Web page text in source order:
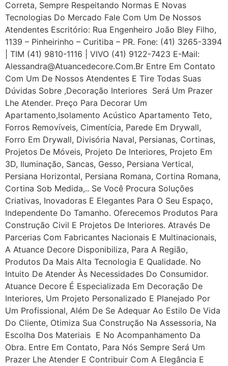
Correta, Sempre Respeitando Normas E Novas
Tecnologias Do Mercado Fale Com Um De Nossos
Atendentes Escritório: Rua Engenheiro João Bley Filho,
1139 – Pinheirinho – Curitiba – PR. Fone: (41) 3265-3394
| TIM (41) 9810-1116 | VIVO (41) 9122-7423 E-Mail:
Alessandra@atuancedecore.com.br Entre Em Contato
Com Um De Nossos Atendentes E Tire Todas Suas
Dúvidas Sobre ,Decoração Interiores Será Um Prazer
Lhe Atender. Preço Para Decorar Um
Apartamento,Isolamento Acústico Apartamento Teto,
Forros Removíveis, Cimentícia, Parede Em Drywall,
Forro Em Drywall, Divisória Naval, Persianas, Cortinas,
Projetos De Móveis, Projeto De Interiores, Projeto Em
3D, Iluminação, Sancas, Gesso, Persiana Vertical,
Persiana Horizontal, Persiana Romana, Cortina Romana,
Cortina Sob Medida,.. Se Você Procura Soluções
Criativas, Inovadoras E Elegantes Para O Seu Espaço,
Independente Do Tamanho. Oferecemos Produtos Para
Construção Civil E Projetos De Interiores. Através De
Parcerias Com Fabricantes Nacionais E Multinacionais,
A Atuance Decore Disponibiliza, Para A Região,
Produtos Da Mais Alta Tecnologia E Qualidade. No
Intuito De Atender Às Necessidades Do Consumidor.
Atuance Decore É Especializada Em Decoração De
Interiores, Um Projeto Personalizado E Planejado Por
Um Profissional, Além De Se Adequar Ao Estilo De Vida
Do Cliente, Otimiza Sua Construção Na Assessoria, Na
Escolha Dos Materiais E No Acompanhamento Da
Obra. Entre Em Contato, Para Nós Sempre Será Um
Prazer Lhe Atender E Contribuir Com A Elegância E